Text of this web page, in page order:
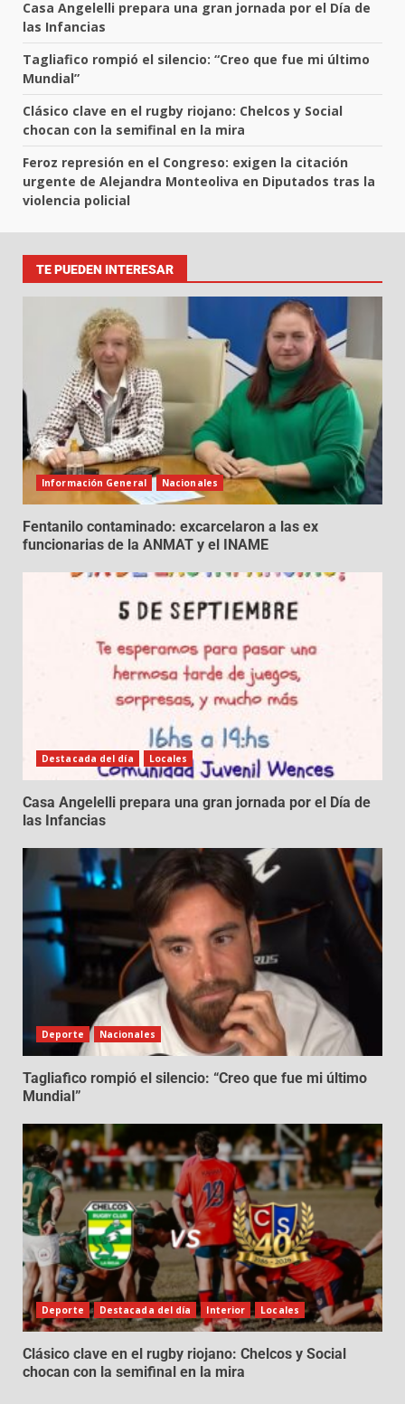
Casa Angelelli prepara una gran jornada por el Día de
las Infancias
Tagliafico rompió el silencio: “Creo que fue mi último
Mundial”
Clásico clave en el rugby riojano: Chelcos y Social
chocan con la semifinal en la mira
Feroz represión en el Congreso: exigen la citación
urgente de Alejandra Monteoliva en Diputados tras la
violencia policial
TE PUEDEN INTERESAR
Información General Nacionales
Fentanilo contaminado: excarcelaron a las ex
funcionarias de la ANMAT y el INAME
Destacada del día Locales
Casa Angelelli prepara una gran jornada por el Día de
las Infancias
Deporte Nacionales
Tagliafico rompió el silencio: “Creo que fue mi último
Mundial”
Deporte Destacada del día Interior Locales
Clásico clave en el rugby riojano: Chelcos y Social
chocan con la semifinal en la mira